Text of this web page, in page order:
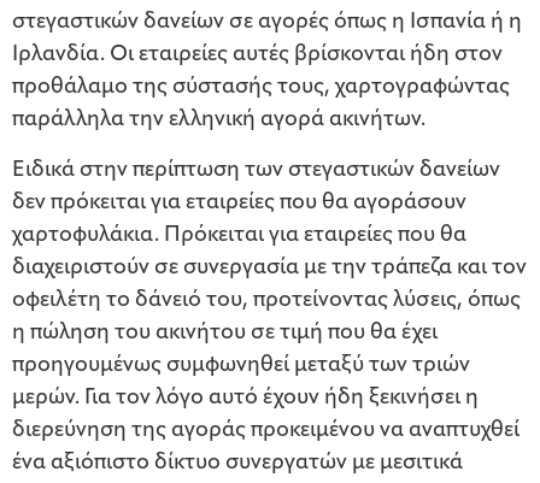
στεγαστικών δανείων σε αγορές όπως η Ισπανία ή η
Ιρλανδία. Οι εταιρείες αυτές βρίσκονται ήδη στον
προθάλαμο της σύστασής τους, χαρτογραφώντας
παράλληλα την ελληνική αγορά ακινήτων.
Ειδικά στην περίπτωση των στεγαστικών δανείων
δεν πρόκειται για εταιρείες που θα αγοράσουν
χαρτοφυλάκια. Πρόκειται για εταιρείες που θα
διαχειριστούν σε συνεργασία με την τράπεζα και τον
οφειλέτη το δάνειό του, προτείνοντας λύσεις, όπως
η πώληση του ακινήτου σε τιμή που θα έχει
προηγουμένως συμφωνηθεί μεταξύ των τριών
μερών. Για τον λόγο αυτό έχουν ήδη ξεκινήσει η
διερεύνηση της αγοράς προκειμένου να αναπτυχθεί
ένα αξιόπιστο δίκτυο συνεργατών με μεσιτικά